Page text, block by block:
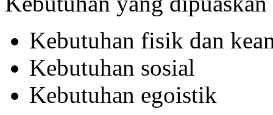
Kebutuhan fisik dan
Kebutuhan sosial
Kebutuhan egoistik